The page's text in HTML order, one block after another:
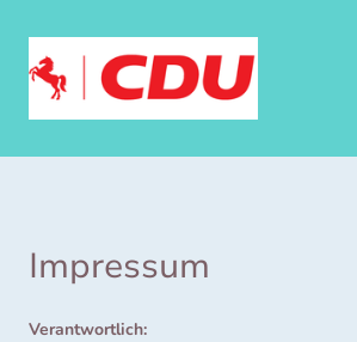
Impressum
Verantwortlich: